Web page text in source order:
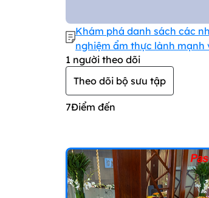
Khám phá danh sách các
nghiệm ẩm thực lành
1 người theo dõi
Theo dõi bộ sưu tập
7Điểm đến